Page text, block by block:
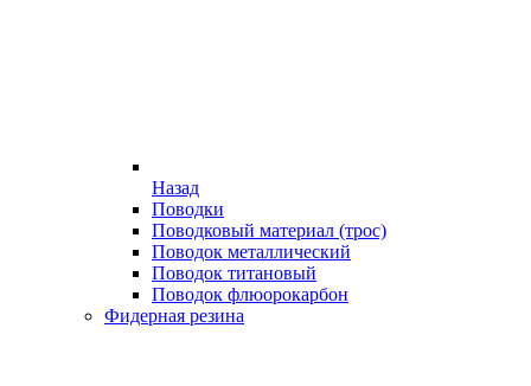
Назад
Поводки
Поводковый материал (трос)
Поводок металлический
Поводок титановый
Поводок флюорокарбон
Фидерная резина